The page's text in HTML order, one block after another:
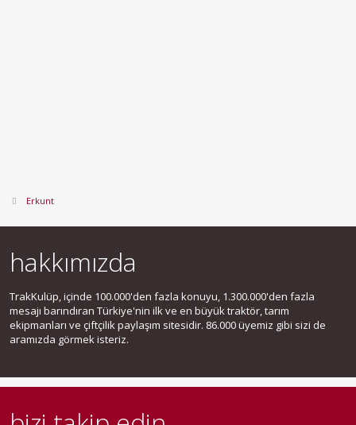
Erkunt
hakkımızda
TrakKulüp, içinde 100.000'den fazla konuyu, 1.300.000'den fazla
mesajı barındıran Türkiye'nin ilk ve en büyük traktör, tarım
ekipmanları ve çiftçilik paylaşım sitesidir. 86.000 üyemiz gibi sizi de
aramızda görmek isteriz.